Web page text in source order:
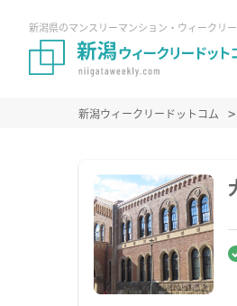
新潟県のマンスリーマンション・ウィークリ
新潟ウィークリードットコム